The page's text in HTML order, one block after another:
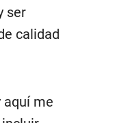
ser
calidad
aquí me